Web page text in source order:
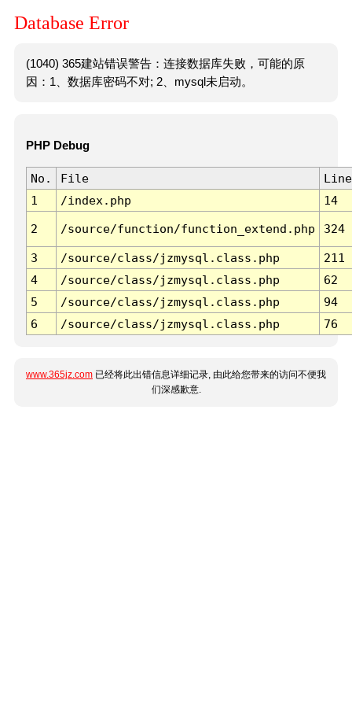
Database Error
(1040) 365建站错误警告：连接数据库失败，可能的原
因：1、数据库密码不对; 2、mysql未启动。
PHP Debug
No. File
Line
1
/index.php 14
2 /source/function/function_extend.php 324
3 /source/class/jzmysql.class.php
211
4
/source/class/jzmysql.class.php
62
5
/source/class/jzmysql.class.php
94
6
/source/class/jzmysql.class.php 76
www.365jz.com 已经将此出错信息详细记录, 由此给您带来的访问不便我
们深感歉意.